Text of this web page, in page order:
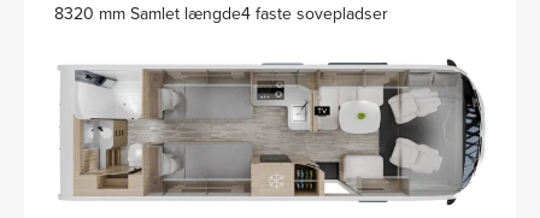
8320 mm Samlet længde4 faste sovepladser